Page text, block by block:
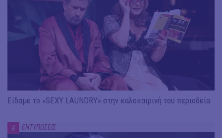
Είδαμε το «SEXY LAUNDRY» στην καλοκαιρινή του περιοδεία
# ΕΝΤΥΠΩΣΕΙΣ